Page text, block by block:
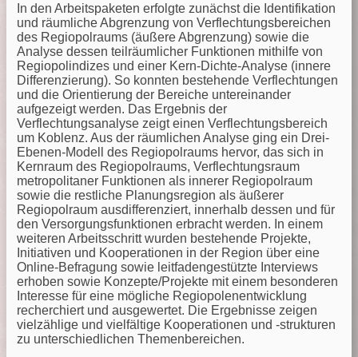
In den Arbeitspaketen erfolgte zunächst die Identifikation
und räumliche Abgrenzung von Verflechtungsbereichen
des Regiopolraums (äußere Abgrenzung) sowie die
Analyse dessen teilräumlicher Funktionen mithilfe von
Regiopolindizes und einer Kern-Dichte-Analyse (innere
Differenzierung). So konnten bestehende Verflechtungen
und die Orientierung der Bereiche untereinander
aufgezeigt werden. Das Ergebnis der
Verflechtungsanalyse zeigt einen Verflechtungsbereich
um Koblenz. Aus der räumlichen Analyse ging ein Drei-
Ebenen-Modell des Regiopolraums hervor, das sich in
Kernraum des Regiopolraums, Verflechtungsraum
metropolitaner Funktionen als innerer Regiopolraum
sowie die restliche Planungsregion als äußerer
Regiopolraum ausdifferenziert, innerhalb dessen und für
den Versorgungsfunktionen erbracht werden. In einem
weiteren Arbeitsschritt wurden bestehende Projekte,
Initiativen und Kooperationen in der Region über eine
Online-Befragung sowie leitfadengestützte Interviews
erhoben sowie Konzepte/Projekte mit einem besonderen
Interesse für eine mögliche Regiopolenentwicklung
recherchiert und ausgewertet. Die Ergebnisse zeigen
vielzählige und vielfältige Kooperationen und -strukturen
zu unterschiedlichen Themenbereichen.